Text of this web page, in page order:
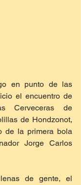
en punto de las
el encuentro de
Cerveceras de
de Hondzonot,
de la primera bola
Jorge Carlos
de gente, el